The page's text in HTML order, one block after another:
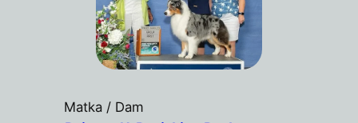
Matka / Dam